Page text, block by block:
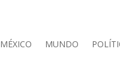
MÉXICO MUNDO